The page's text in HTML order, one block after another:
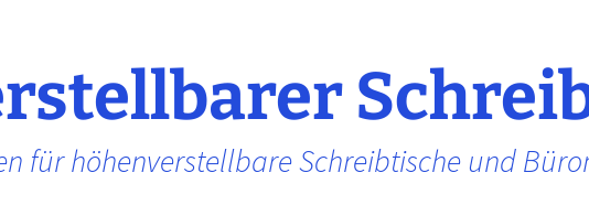
für höhenverstellbare Schreibtische und